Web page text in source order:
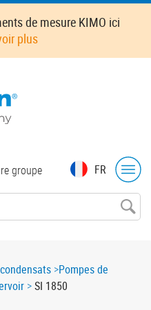
de mesure KIMO ici
plus
FR
groupe
Pompes de
SI 1850